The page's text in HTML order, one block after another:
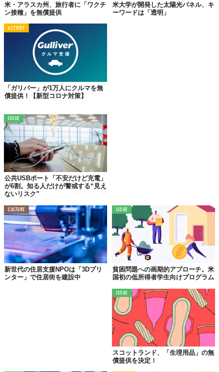
米・アラスカ州、旅行者に「ワクチ
ン接種」を無償提供
米大学が開発した太陽光パネル、キ
ーワードは「透明」
ACTIVITY
「ガリバー」が1万人にクルマを無
償提供！【新型コロナ対策】
ISSUE
公共USBポート「不安だけど充電」
が6割。知る人だけが警戒する“見え
ないリスク”
CULTURE
新世代の住居支援NPOは「3Dプリ
ンター」で住居街を建設中
ISSUE
貧困問題への画期的アプローチ。米
国初の低所得者学生向けプログラム
ISSUE
スコットランド、「生理用品」の無
償提供を決定！